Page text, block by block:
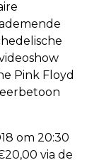
Pink Floyd
om 20:30
via de